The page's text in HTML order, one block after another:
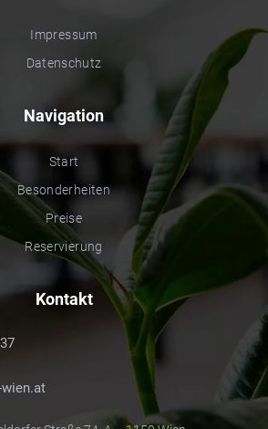
Impressum
Datenschutz
Navigation
Start
Besonderheiten
Preise
Reservierung
Kontakt